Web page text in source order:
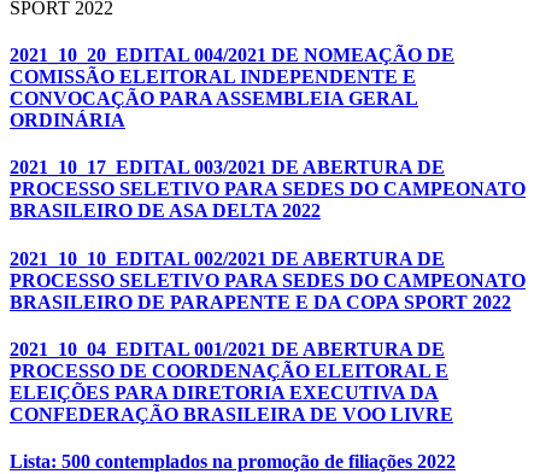
SPORT 2022
2021_10_20_EDITAL 004/2021 DE NOMEAÇÃO DE
COMISSÃO ELEITORAL INDEPENDENTE E
CONVOCAÇÃO PARA ASSEMBLEIA GERAL
ORDINÁRIA
2021_10_17_EDITAL 003/2021 DE ABERTURA DE
PROCESSO SELETIVO PARA SEDES DO CAMPEONATO
BRASILEIRO DE ASA DELTA 2022
2021_10_10_EDITAL 002/2021 DE ABERTURA DE
PROCESSO SELETIVO PARA SEDES DO CAMPEONATO
BRASILEIRO DE PARAPENTE E DA COPA SPORT 2022
2021_10_04_EDITAL 001/2021 DE ABERTURA DE
PROCESSO DE COORDENAÇÃO ELEITORAL E
ELEIÇÕES PARA DIRETORIA EXECUTIVA DA
CONFEDERAÇÃO BRASILEIRA DE VOO LIVRE
Lista: 500 contemplados na promoção de filiações 2022